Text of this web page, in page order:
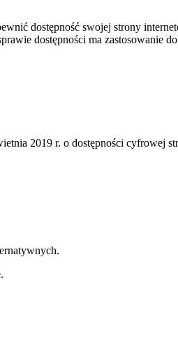
dostępność swojej strony
dostępności ma zastosowanie
2019 r. o dostępności